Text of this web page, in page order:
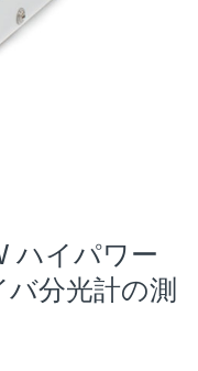
ハイパワー
分光計の測